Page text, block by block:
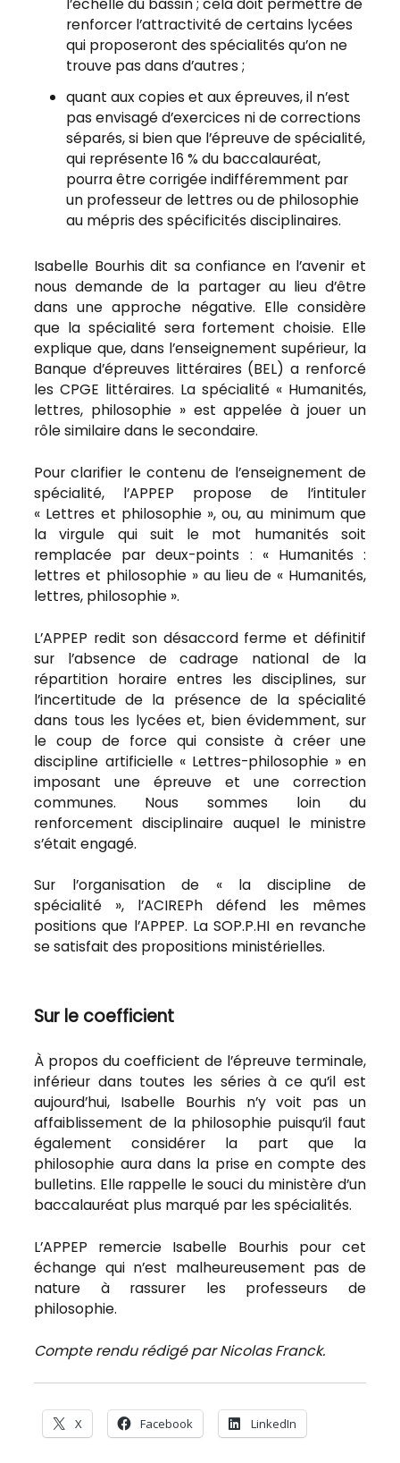
l’échelle du bassin ; cela doit permettre de
renforcer l’attractivité de certains lycées
qui proposeront des spécialités qu’on ne
trouve pas dans d’autres ;
quant aux copies et aux épreuves, il n’est
pas envisagé d’exercices ni de corrections
séparés, si bien que l’épreuve de spécialité,
qui représente 16 % du baccalauréat,
pourra être corrigée indifféremment par
un professeur de lettres ou de philosophie
au mépris des spécificités disciplinaires.
Isabelle Bourhis dit sa confiance en l’avenir et
nous demande de la partager au lieu d’être
dans une approche négative. Elle considère
que la spécialité sera fortement choisie. Elle
explique que, dans l’enseignement supérieur, la
Banque d’épreuves littéraires (BEL) a renforcé
les CPGE littéraires. La spécialité « Humanités,
lettres, philosophie » est appelée à jouer un
rôle similaire dans le secondaire.
Pour clarifier le contenu de l’enseignement de
spécialité, l’APPEP propose de l’intituler
« Lettres et philosophie », ou, au minimum que
la virgule qui suit le mot humanités soit
remplacée par deux-points : « Humanités :
lettres et philosophie » au lieu de « Humanités,
lettres, philosophie ».
L’APPEP redit son désaccord ferme et définitif
sur l’absence de cadrage national de la
répartition horaire entres les disciplines, sur
l’incertitude de la présence de la spécialité
dans tous les lycées et, bien évidemment, sur
le coup de force qui consiste à créer une
discipline artificielle « Lettres-philosophie » en
imposant une épreuve et une correction
communes. Nous sommes loin du
renforcement disciplinaire auquel le ministre
s’était engagé.
Sur l’organisation de « la discipline de
spécialité », l’ACIREPh défend les mêmes
positions que l’APPEP. La SOP.P.HI en revanche
se satisfait des propositions ministérielles.
Sur le coefficient
À propos du coefficient de l’épreuve terminale,
inférieur dans toutes les séries à ce qu’il est
aujourd’hui, Isabelle Bourhis n’y voit pas un
affaiblissement de la philosophie puisqu’il faut
également considérer la part que la
philosophie aura dans la prise en compte des
bulletins. Elle rappelle le souci du ministère d’un
baccalauréat plus marqué par les spécialités.
L’APPEP remercie Isabelle Bourhis pour cet
échange qui n’est malheureusement pas de
nature à rassurer les professeurs de
philosophie.
Compte rendu rédigé par Nicolas Franck.
X Facebook LinkedIn